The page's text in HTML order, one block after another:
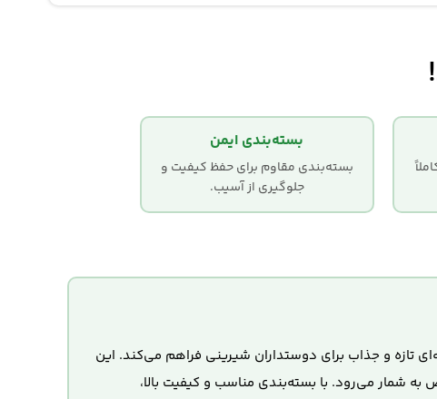
بسته‌بندی ایمن
بسته‌بندی مقاوم برای حفظ کیفیت و
جلوگیری از آسیب.
که تجربه‌ای تازه و جذاب برای دوستداران شیرینی فراهم می‌کند. این
شمار می‌رود. با بسته‌بندی مناسب و کیفیت بالا،